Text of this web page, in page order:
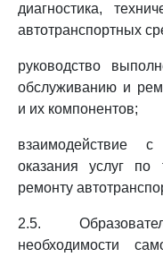
диагностика,
автотранспортных
руководство
обслуживанию и
и их компонентов;
взаимодействие
оказания услуг по
ремонту
2.5.
необходимости